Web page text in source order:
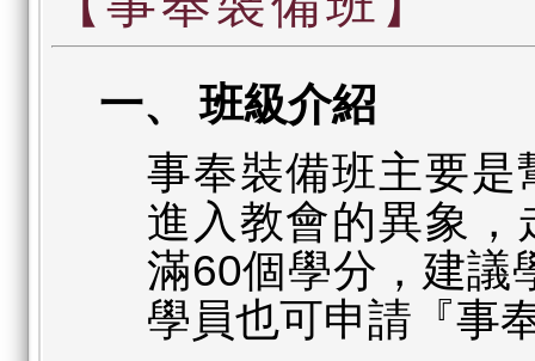
一、 班級介紹
事奉裝備班主要是
進入教會的異象
滿60個學分，建議
學員也可申請『事